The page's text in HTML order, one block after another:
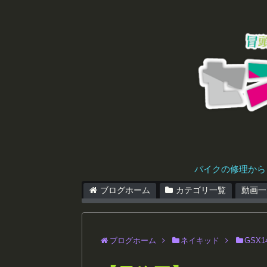
バイクの修理か
ブログホーム カテゴリ一覧 動画
ブログホーム ネイキッド